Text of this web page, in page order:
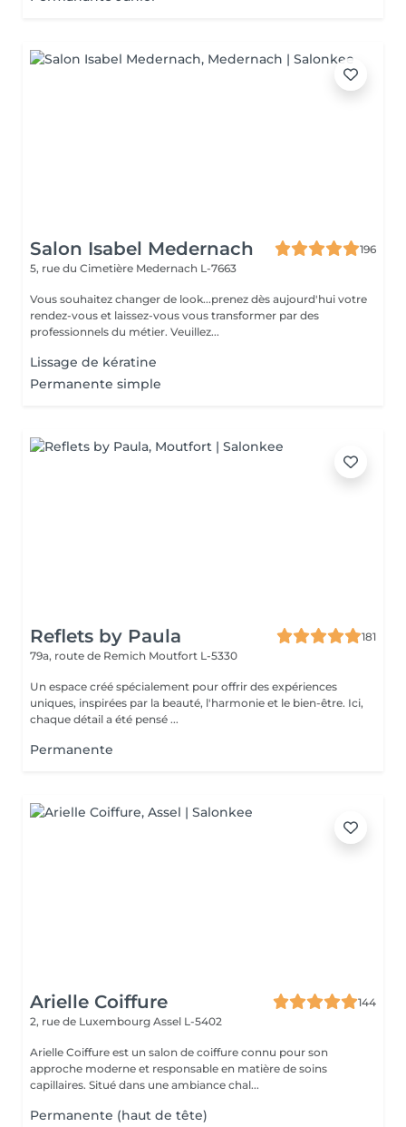
Salon Isabel Medernach
196
5, rue du Cimetière Medernach L-7663
Vous souhaitez changer de look...prenez dès aujourd'hui votre
rendez-vous et laissez-vous vous transformer par des
professionnels du métier. Veuillez...
Lissage de kératine
Permanente simple
Reflets by Paula
181
79a, route de Remich Moutfort L-5330
Un espace créé spécialement pour offrir des expériences
uniques, inspirées par la beauté, l'harmonie et le bien-être. Ici,
chaque détail a été pensé ...
Permanente
Arielle Coiffure
144
2, rue de Luxembourg Assel L-5402
Arielle Coiffure est un salon de coiffure connu pour son
approche moderne et responsable en matière de soins
capillaires. Situé dans une ambiance chal...
Permanente (haut de tête)